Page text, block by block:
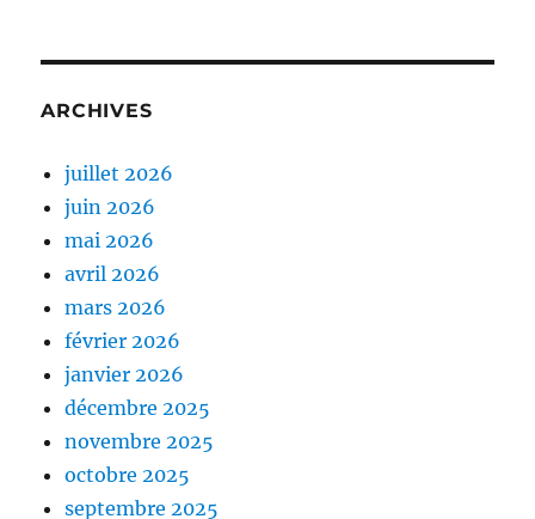
ARCHIVES
juillet 2026
juin 2026
mai 2026
avril 2026
mars 2026
février 2026
janvier 2026
décembre 2025
novembre 2025
octobre 2025
septembre 2025